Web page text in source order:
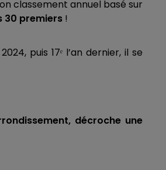
classement annuel basé sur
30 premiers !
puis 17ᵉ l’an dernier, il se
décroche une